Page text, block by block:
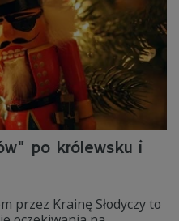
po królewsku i
przez Krainę Słodyczy to